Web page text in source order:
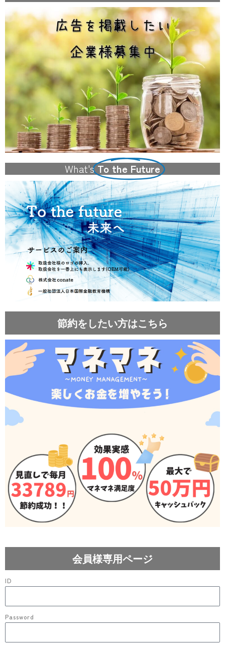
What's To the Future
節約をしたい方はこちら
会員様専用ページ
ID
Password